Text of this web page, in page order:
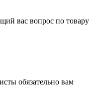
вас вопрос по товару
обязательно вам